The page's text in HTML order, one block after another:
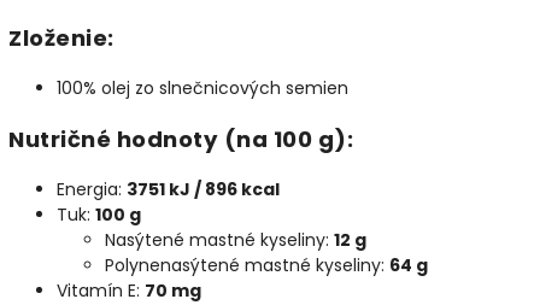
Zloženie:
100% olej zo slnečnicových semien
Nutričné hodnoty (na 100 g):
Energia: 3751 kJ / 896 kcal
Tuk: 100 g
Nasýtené mastné kyseliny: 12 g
Polynenasýtené mastné kyseliny: 64 g
Vitamín E: 70 mg